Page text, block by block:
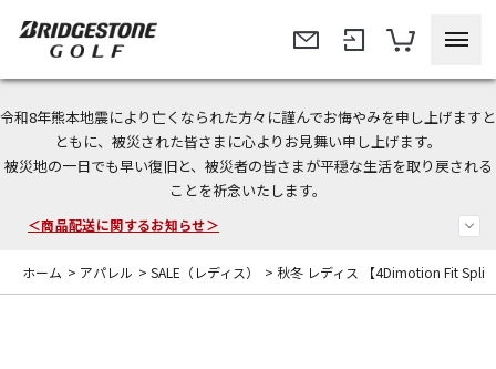
令和8年熊本地震により亡くなられた方々に謹んでお悔やみを申し上げますと
ともに、被災された皆さまに心よりお見舞い申し上げます。
被災地の一日でも早い復旧と、被災者の皆さまが平穏な生活を取り戻される
ことを祈念いたします。
今なら新規会員登録で1,000円OFFクーポンプレゼント！
＜商品配送に関するお知らせ＞
＜夏季休暇中のご注文・発送・お問い合わせ＞
ホーム > アパレル > SALE（レディス） > 秋冬 レディス 【4Dimotion Fit Split